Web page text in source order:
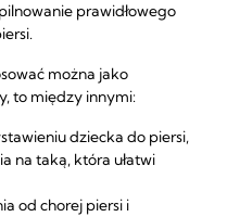
prawidłowego
można jako
to między innymi:
dziecka do piersi,
na taką, która ułatwi
od chorej piersi i